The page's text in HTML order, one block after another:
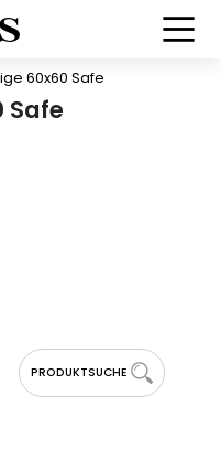
60x60 Safe
Safe
PRODUKTSUCHE